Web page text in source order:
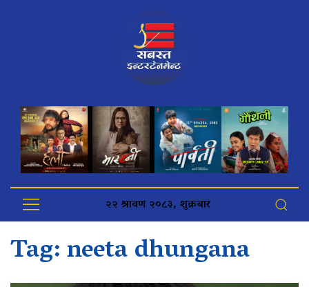
२२ श्रावण २०८३, शुक्रबार
Tag:neeta dhungana